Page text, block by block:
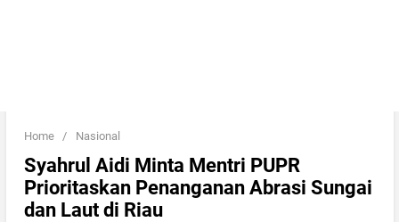
Home / Nasional
Syahrul Aidi Minta Mentri PUPR
Prioritaskan Penanganan Abrasi Sungai
dan Laut di Riau